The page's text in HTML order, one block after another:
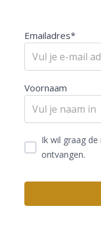
Emailadres*
Voornaam
Ik wil graag
ontvangen.